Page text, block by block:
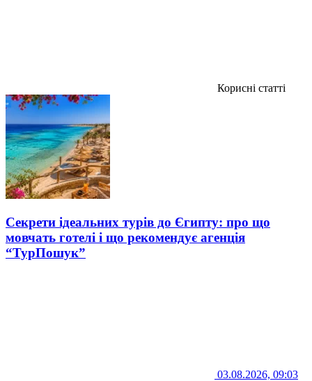
Корисні статті
Секрети ідеальних турів до Єгипту: про що
мовчать готелі і що рекомендує агенція
“ТурПошук”
03.08.2026, 09:03